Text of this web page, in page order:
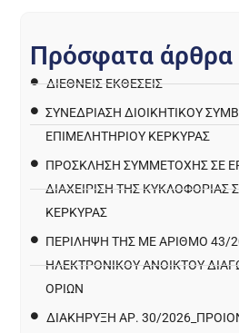
Πρόσφατα άρθρα
ΔΙΕΘΝΕΙΣ ΕΚΘΕΣΕΙΣ
ΣΥΝΕΔΡΙΑΣΗ ΔΙΟΙΚΗΤΙΚΟΥ
ΕΠΙΜΕΛΗΤΗΡΙΟΥ ΚΕΡΚΥΡΑΣ
ΠΡΌΣΚΛΗΣΗ ΣΥΜΜΕΤΟΧΉΣ ΣΕ
ΔΙΑΧΕΊΡΙΣΗ ΤΗΣ ΚΥΚΛΟΦΟΡΊΑΣ
ΚΈΡΚΥΡΑΣ
ΠΕΡΙΛΗΨΗ ΤΗΣ ΜΕ ΑΡΙΘΜΟ 43/
ΗΛΕΚΤΡΟΝΙΚΟΥ ΑΝΟΙΚΤΟΥ
ΟΡΙΩΝ
ΔΙΑΚΉΡΥΞΗ ΑΡ. 30/